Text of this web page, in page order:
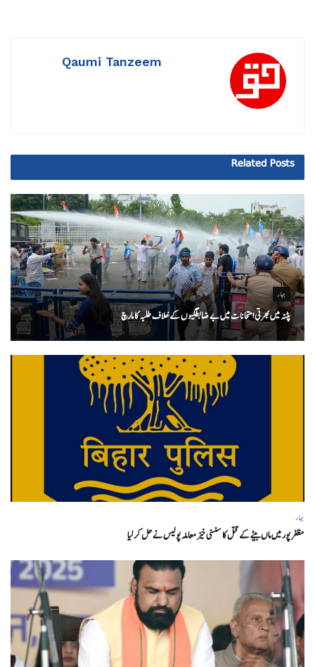
Qaumi Tanzeem
Related Posts
بہار
پٹنہ میں بھرتی امتحانات میں بے ضابطگیوں کے خلاف طلبہ کا مارچ
بہار
مظفر پور میں ماں بیٹے کے قتل کا سنسنی خیز معاملہ پولیس نے حل کر لیا